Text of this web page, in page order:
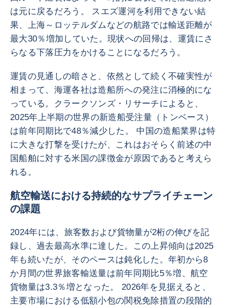
は元に戻るだろう。 スエズ運河を利用できない結
果、上海～ロッテルダムなどの航路では輸送距離が
最大30％増加していた。現状への回帰は、運賃にさ
らなる下落圧力をかけることになるだろう。
運賃の見通しの暗さと、依然として続く不確実性が
相まって、海運各社は造船所への発注に消極的にな
っている。クラークソンズ・リサーチによると、
2025年上半期の世界の新造船受注量（トンベース）
は前年同期比で48％減少した。 中国の造船業界は特
に大きな打撃を受けたが、これはおそらく前述の中
国船舶に対する米国の課徴金が原因であると考えら
れる。
航空輸送における持続的なサプライチェーン
の課題
2024年には、旅客数および貨物量が2桁の伸びを記
録し、過去最高水準に達した。この上昇傾向は2025
年も続いたが、そのペースは鈍化した。年初から8
か月間の世界旅客輸送量は前年同期比5％増、航空
貨物量は3.3％増となった。 2026年を見据えると、
主要市場における低額小包の関税免除措置の段階的